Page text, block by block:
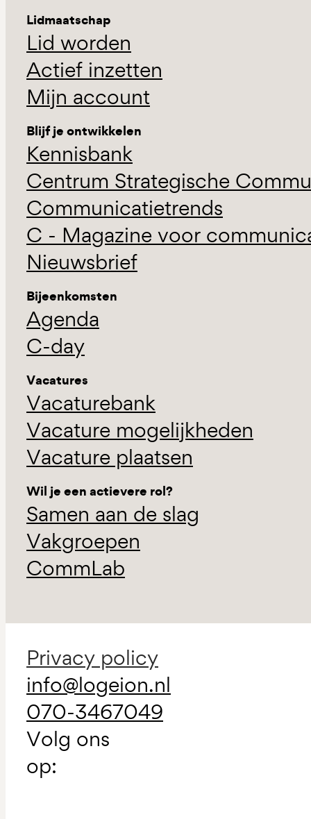
Lidmaatschap
Lid worden
Actief inzetten
Mijn account
Blijf je ontwikkelen
Kennisbank
Centrum Strategische
Communicatietrends
C - Magazine voor
Nieuwsbrief
Bijeenkomsten
Agenda
C-day
Vacatures
Vacaturebank
Vacature mogelijkheden
Vacature plaatsen
Wil je een actievere rol?
Samen aan de slag
Vakgroepen
CommLab
Privacy policy
info@logeion.nl
070-3467049
Volg ons
op: